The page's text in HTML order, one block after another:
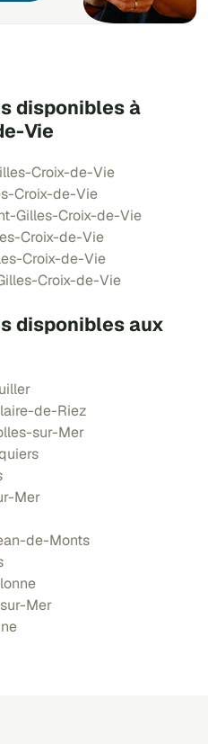
disponibles à
Vie
Croix-de-Vie
Croix-de-Vie
Gilles-Croix-de-Vie
Croix-de-Vie
Croix-de-Vie
Croix-de-Vie
disponibles aux
de-Riez
sur-Mer
Mer
de-Monts
Mer